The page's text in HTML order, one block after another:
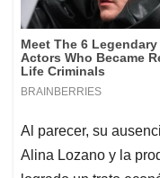
Al parecer, su
Alina Lozano y la